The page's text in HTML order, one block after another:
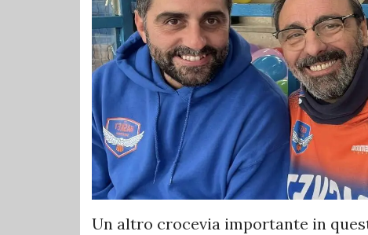
Un altro crocevia importante in